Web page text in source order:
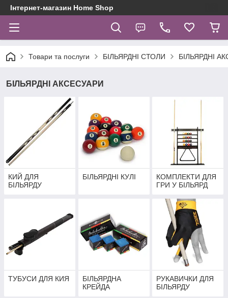
Інтернет-магазин Home Shop
Товари та послуги БІЛЬЯРДНІ СТОЛИ БІЛЬЯРДНІ
БІЛЬЯРДНІ АКСЕСУАРИ
КИЙ ДЛЯ
БІЛЬЯРДУ
БІЛЬЯРДНІ КУЛІ
КОМПЛЕКТИ ДЛЯ
ГРИ У БІЛЬЯРД
ТУБУСИ ДЛЯ КИЯ
БІЛЬЯРДНА
КРЕЙДА
РУКАВИЧКИ ДЛЯ
БІЛЬЯРДУ